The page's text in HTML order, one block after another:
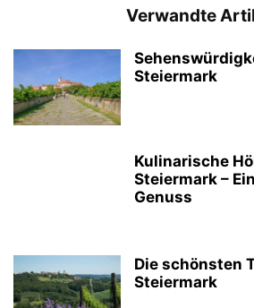
Verwandte
Steiermark
Kulinarische
Steiermark –
Genuss
Die schönsten
Steiermark